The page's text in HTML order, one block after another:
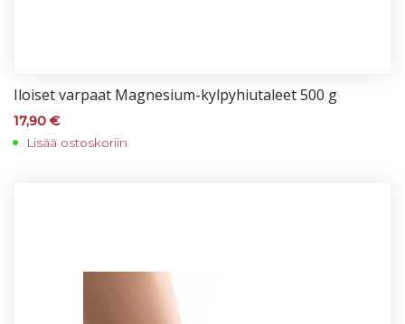
Iloi­set var­paat Mag­ne­sium-kyl­py­hiu­ta­leet 500 g
17,90 €
Lisää ostoskoriin